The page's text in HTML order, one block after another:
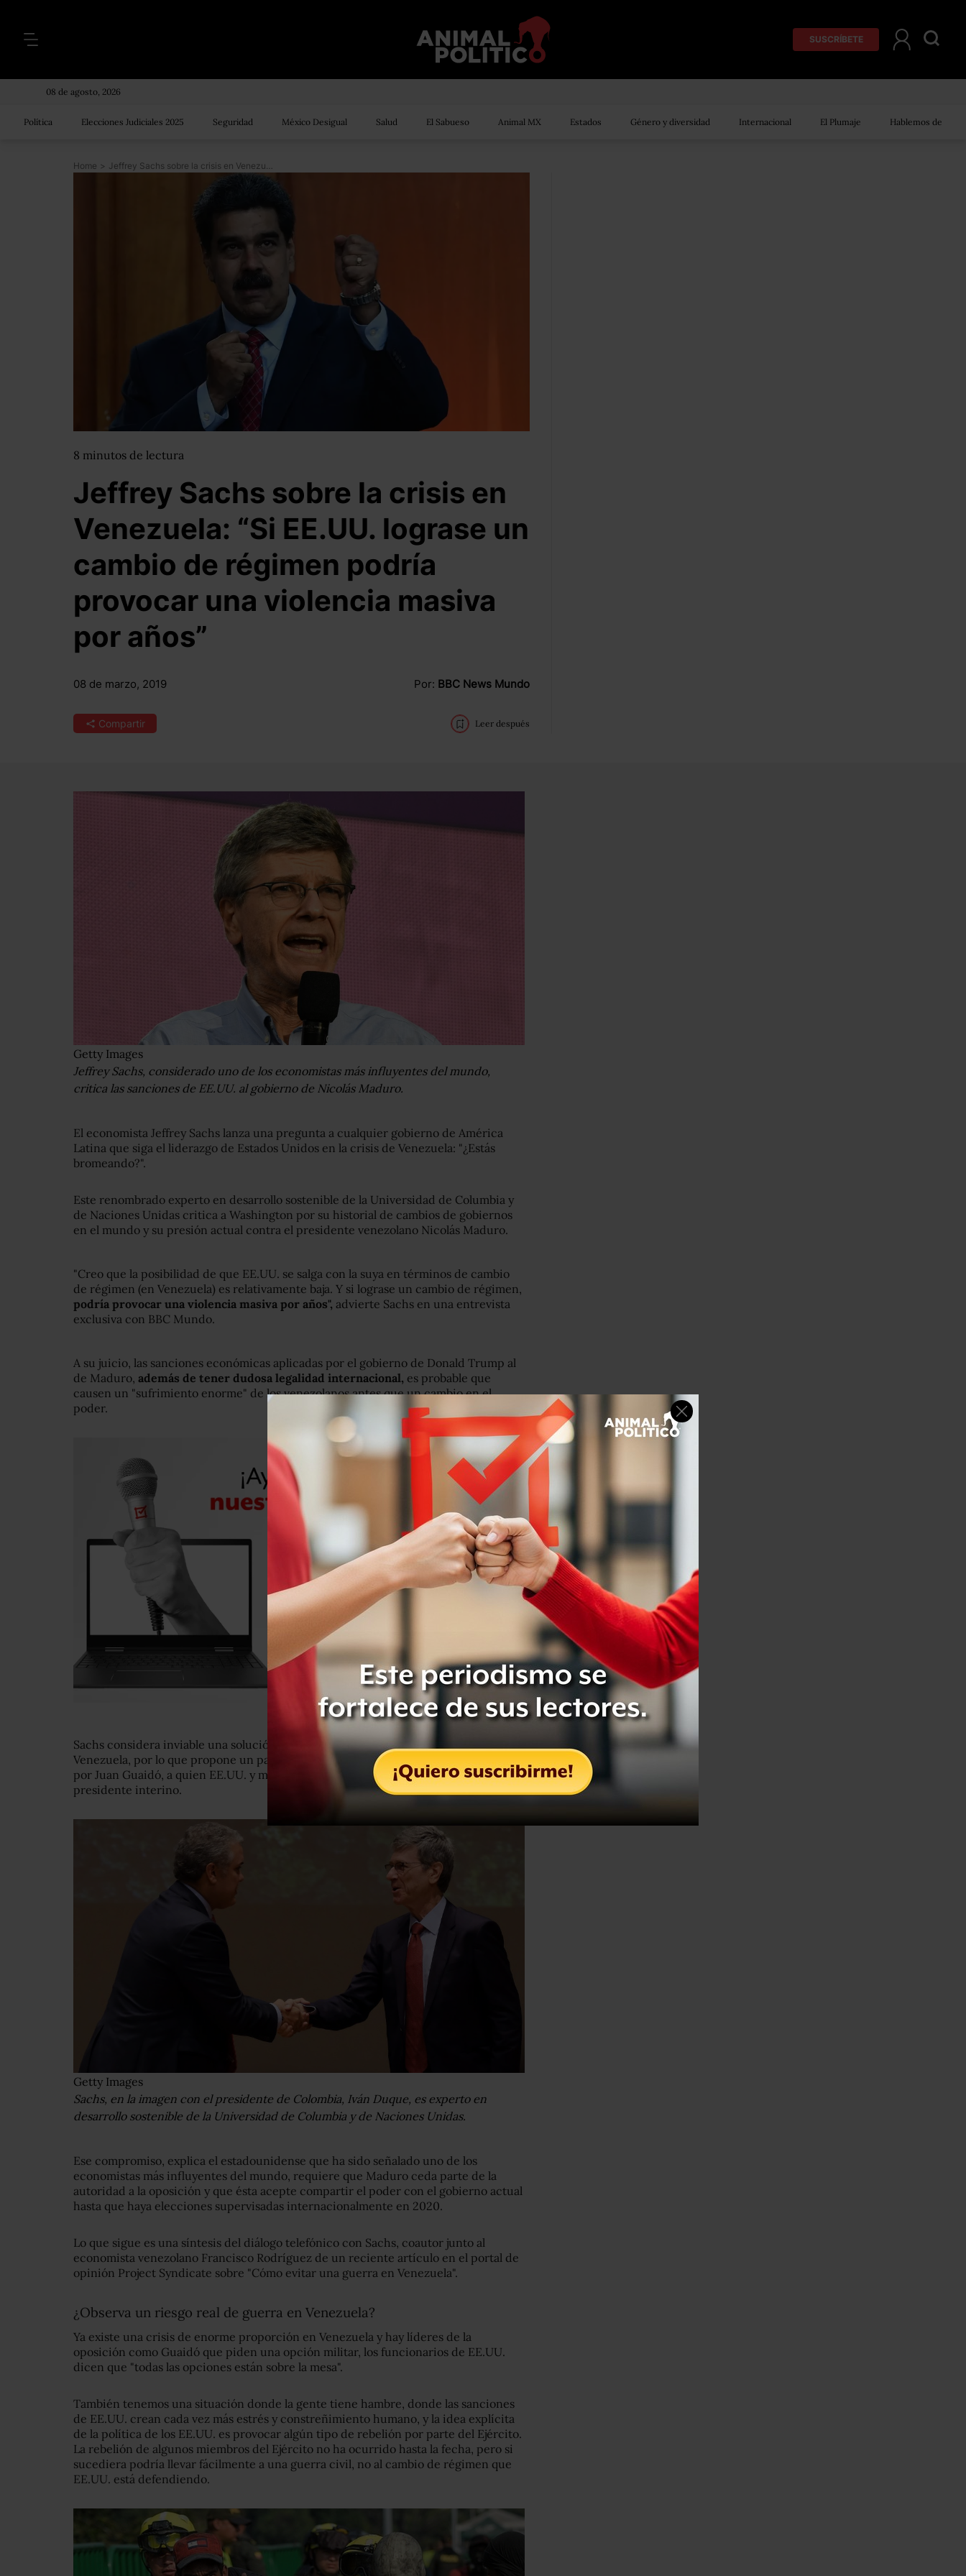
SUSCRÍBETE
08 de agosto, 2026
Política Elecciones Judiciales 2025 Seguridad México Desigual Salud El Sabueso Animal MX Estados Género y diversidad Internacional El Plumaje Hablemos de
Home > Jeffrey Sachs sobre la crisis en Venezuela: “Si EE.UU. lograse un cambio de régimen podría provocar una violencia masiva por años”
8 minutos de lectura
Jeffrey Sachs sobre la crisis en
Venezuela: “Si EE.UU. lograse un
cambio de régimen podría
provocar una violencia masiva
por años”
08 de marzo, 2019 Por: BBC News Mundo
Compartir Leer después
Getty Images
Jeffrey Sachs, considerado uno de los economistas más influyentes del mundo,
critica las sanciones de EE.UU. al gobierno de Nicolás Maduro.
El economista Jeffrey Sachs lanza una pregunta a cualquier gobierno de América
Latina que siga el liderazgo de Estados Unidos en la crisis de Venezuela: "¿Estás
bromeando?".
Este renombrado experto en desarrollo sostenible de la Universidad de Columbia y
de Naciones Unidas critica a Washington por su historial de cambios de gobiernos
en el mundo y su presión actual contra el presidente venezolano Nicolás Maduro.
"Creo que la posibilidad de que EE.UU. se salga con la suya en términos de cambio
de régimen (en Venezuela) es relativamente baja. Y si lograse un cambio de régimen,
podría provocar una violencia masiva por años", advierte Sachs en una entrevista
exclusiva con BBC Mundo.
A su juicio, las sanciones económicas aplicadas por el gobierno de Donald Trump al
de Maduro, además de tener dudosa legalidad internacional, es probable que
causen un "sufrimiento enorme" de los venezolanos antes que un cambio en el
poder.
Sachs considera inviable una solución donde "el ganador se lleva todo" en
Venezuela, por lo que propone un pacto entre el gobierno y la oposición liderada
por Juan Guaidó, a quien EE.UU. y medio centenar de países reconocen como
presidente interino.
Getty Images
Sachs, en la imagen con el presidente de Colombia, Iván Duque, es experto en
desarrollo sostenible de la Universidad de Columbia y de Naciones Unidas.
Ese compromiso, explica el estadounidense que ha sido señalado uno de los
economistas más influyentes del mundo, requiere que Maduro ceda parte de la
autoridad a la oposición y que ésta acepte compartir el poder con el gobierno actual
hasta que haya elecciones supervisadas internacionalmente en 2020.
Lo que sigue es una síntesis del diálogo telefónico con Sachs, coautor junto al
economista venezolano Francisco Rodríguez de un reciente artículo en el portal de
opinión Project Syndicate sobre "Cómo evitar una guerra en Venezuela".
¿Observa un riesgo real de guerra en Venezuela?
Ya existe una crisis de enorme proporción en Venezuela y hay líderes de la
oposición como Guaidó que piden una opción militar, los funcionarios de EE.UU.
dicen que "todas las opciones están sobre la mesa".
También tenemos una situación donde la gente tiene hambre, donde las sanciones
de EE.UU. crean cada vez más estrés y constreñimiento humano, y la idea explícita
de la política de los EE.UU. es provocar algún tipo de rebelión por parte del Ejército.
La rebelión de algunos miembros del Ejército no ha ocurrido hasta la fecha, pero si
sucediera podría llevar fácilmente a una guerra civil, no al cambio de régimen que
EE.UU. está defendiendo.